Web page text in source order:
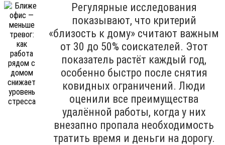
Регулярные исследования
показывают, что критерий
«близость к дому» считают важным
от 30 до 50% соискателей. Этот
показатель растёт каждый год,
особенно быстро после снятия
ковидных ограничений. Люди
оценили все преимущества
удалённой работы, когда у них
внезапно пропала необходимость
тратить время и деньги на дорогу.